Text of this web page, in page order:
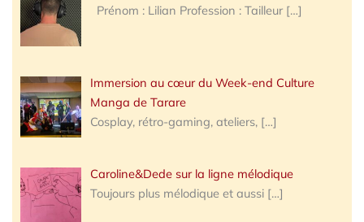
Prénom : Lilian Profession : Tailleur […]
Immersion au cœur du Week-end Culture
Manga de Tarare
Cosplay, rétro-gaming, ateliers, […]
Caroline&Dede sur la ligne mélodique
Toujours plus mélodique et aussi […]